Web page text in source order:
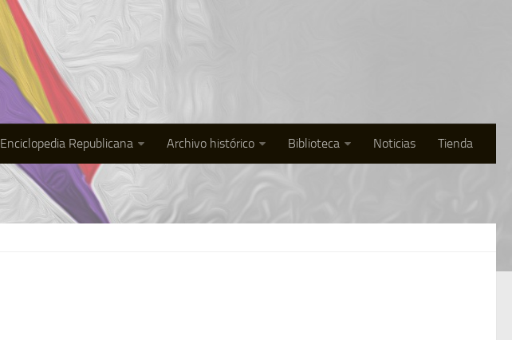
Enciclopedia Republicana Archivo histórico Biblioteca Noticias Tienda